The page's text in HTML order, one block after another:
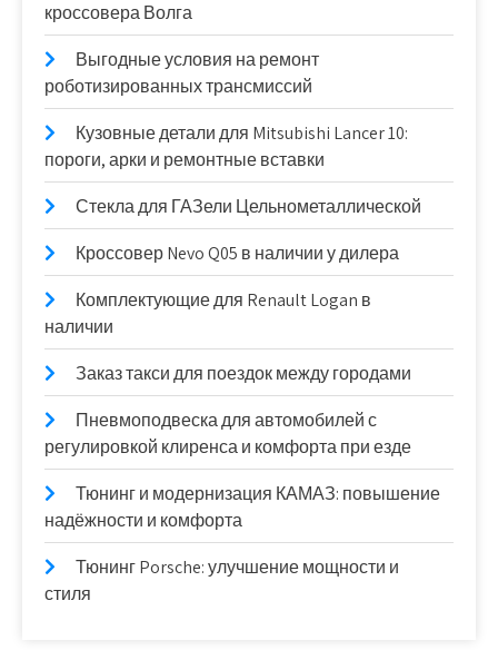
кроссовера Волга
Выгодные условия на ремонт
роботизированных трансмиссий
Кузовные детали для Mitsubishi Lancer 10:
пороги, арки и ремонтные вставки
Стекла для ГАЗели Цельнометаллической
Кроссовер Nevo Q05 в наличии у дилера
Комплектующие для Renault Logan в
наличии
Заказ такси для поездок между городами
Пневмоподвеска для автомобилей с
регулировкой клиренса и комфорта при езде
Тюнинг и модернизация КАМАЗ: повышение
надёжности и комфорта
Тюнинг Porsche: улучшение мощности и
стиля